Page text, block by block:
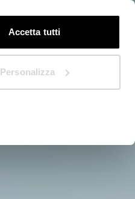
Accetta tutti
Personalizza